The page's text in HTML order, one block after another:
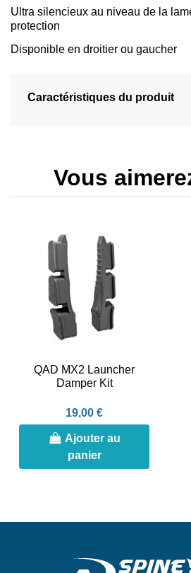
Ultra silencieux au niveau de la
protection
Disponible en droitier ou gaucher
Caractéristiques du produit
Vous
QAD MX2 Launcher
Damper Kit
19,00 €
Ajouter au
panier